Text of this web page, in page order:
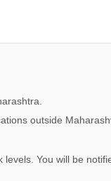
outside
You will be